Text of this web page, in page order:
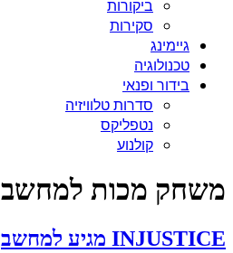
ביקורות
סקירות
גיימינג
טכנולוגיה
בידור ופנאי
סדרות טלוויזיה
נטפליקס
קולנוע
משחק מכות למחשב
INJUSTICE מגיע למחשב